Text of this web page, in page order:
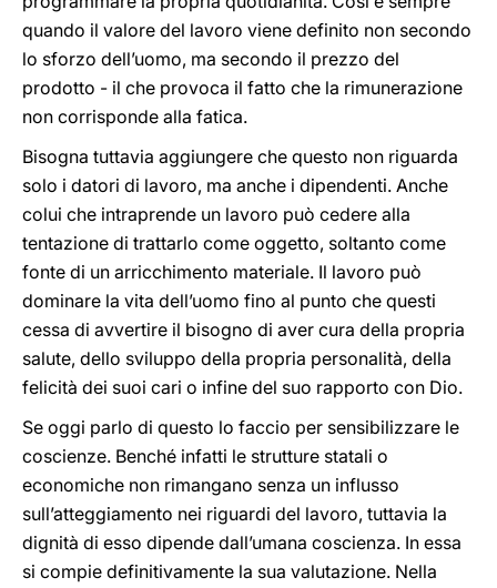
quando il valore del lavoro viene definito non secondo
lo sforzo dell’uomo, ma secondo il prezzo del
prodotto - il che provoca il fatto che la rimunerazione
non corrisponde alla fatica.
Bisogna tuttavia aggiungere che questo non riguarda
solo i datori di lavoro, ma anche i dipendenti. Anche
colui che intraprende un lavoro può cedere alla
tentazione di trattarlo come oggetto, soltanto come
fonte di un arricchimento materiale. Il lavoro può
dominare la vita dell’uomo fino al punto che questi
cessa di avvertire il bisogno di aver cura della propria
salute, dello sviluppo della propria personalità, della
felicità dei suoi cari o infine del suo rapporto con Dio.
Se oggi parlo di questo lo faccio per sensibilizzare le
coscienze. Benché infatti le strutture statali o
economiche non rimangano senza un influsso
sull’atteggiamento nei riguardi del lavoro, tuttavia la
dignità di esso dipende dall’umana coscienza. In essa
si compie definitivamente la sua valutazione. Nella